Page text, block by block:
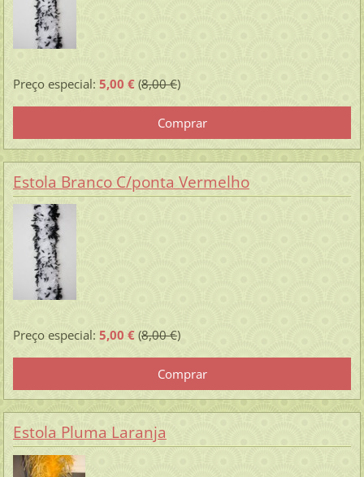
Preço especial: 5,00 €(8,00 €)
Estola Branco C/ponta Vermelho
Preço especial: 5,00 €(8,00 €)
Estola Pluma Laranja